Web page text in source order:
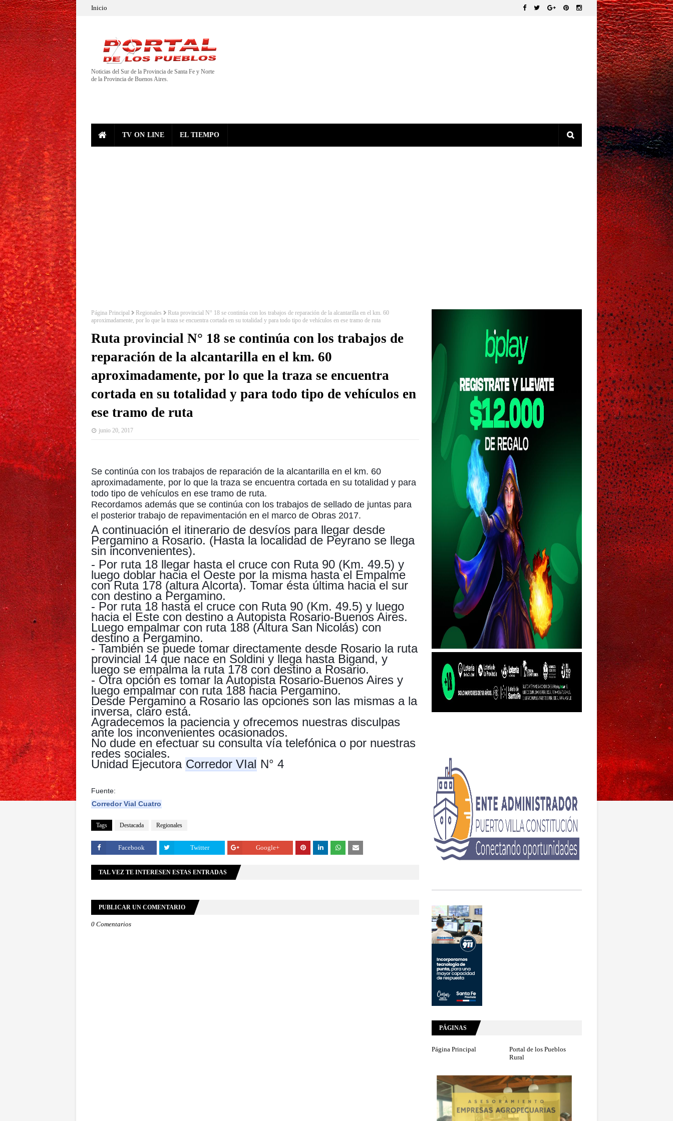
Inicio
Noticias del Sur de la Provincia de Santa Fe y Norte
de la Provincia de Buenos Aires.
TV ON LINE EL TIEMPO
Página Principal Regionales
Ruta provincial N° 18 se continúa con los trabajos de reparación de la alcantarilla en el km. 60
aproximadamente, por lo que la traza se encuentra cortada en su totalidad y para todo tipo de vehículos en ese tramo de ruta
Ruta provincial N° 18 se continúa con los trabajos de
reparación de la alcantarilla en el km. 60
aproximadamente, por lo que la traza se encuentra
cortada en su totalidad y para todo tipo de vehículos en
ese tramo de ruta
junio 20, 2017
Se continúa con los trabajos de reparación de la alcantarilla en el km. 60
aproximadamente, por lo que la traza se encuentra cortada en su totalidad y para
todo tipo de vehículos en ese tramo de ruta.
Recordamos además que se continúa con los trabajos de sellado de juntas para
el posterior trabajo de repavimentación en el marco de Obras 2017.
A continuación el itinerario de desvíos para llegar desde
Pergamino a Rosario. (Hasta la localidad de Peyrano se llega
sin inconvenientes).
- Por ruta 18 llegar hasta el cruce con Ruta 90 (Km. 49.5) y
luego doblar hacia el Oeste por la misma hasta el Empalme
con Ruta 178 (altura Alcorta). Tomar ésta última hacia el sur
con destino a Pergamino.
- Por ruta 18 hasta el cruce con Ruta 90 (Km. 49.5) y luego
hacia el Este con destino a Autopista Rosario-Buenos Aires.
Luego empalmar con ruta 188 (Altura San Nicolás) con
destino a Pergamino.
- También se puede tomar directamente desde Rosario la ruta
provincial 14 que nace en Soldini y llega hasta Bigand, y
luego se empalma la ruta 178 con destino a Rosario.
- Otra opción es tomar la Autopista Rosario-Buenos Aires y
luego empalmar con ruta 188 hacia Pergamino.
Desde Pergamino a Rosario las opciones son las mismas a la
inversa, claro está.
Agradecemos la paciencia y ofrecemos nuestras disculpas
ante los inconvenientes ocasionados.
No dude en efectuar su consulta vía telefónica o por nuestras
redes sociales.
Unidad Ejecutora Corredor VIal N° 4
Fuente:
Corredor Vial Cuatro
Tags Destacada Regionales
Facebook Twitter Google+
TAL VEZ TE INTERESEN ESTAS ENTRADAS
PUBLICAR UN COMENTARIO
0 Comentarios
PÁGINAS
Página Principal
Portal de los Pueblos
Rural